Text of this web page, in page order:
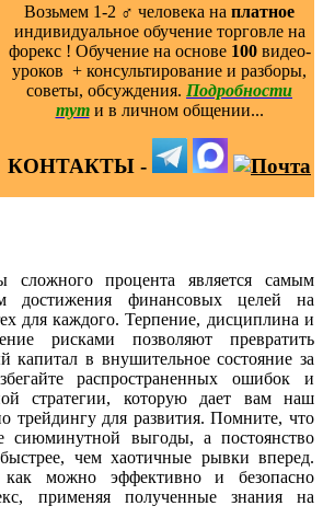
Возьмем 1-2 ‍♂️ человека на платное
индивидуальное обучение торговле на
форекс ! Обучение на основе 100видео-
уроков ️ + консультирование и разборы,
советы, обсуждения. Подробности
тут и в личном общении...
КОНТАКТЫ -
сложного процента является самым
достижения финансовых целей на
для каждого. Терпение, дисциплина и
рисками позволяют превратить
капитал в внушительное состояние за
распространенных ошибок и
стратегии, которую дает вам наш
трейдингу для развития. Помните, что
сиюминутной выгоды, а постоянство
чем хаотичные рывки вперед.
можно эффективно и безопасно
применяя полученные знания на